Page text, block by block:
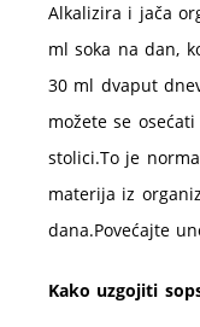
Alkalizira i jača
ml soka na dan,
30 ml dvaput
možete se
stolici.To je
materija iz
dana.Povećajte
Kako uzgojiti